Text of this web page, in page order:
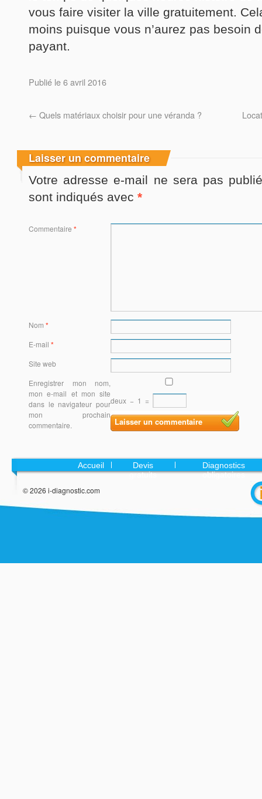
vous faire visiter la ville gratuitement.
moins puisque vous n’aurez pas besoin
payant.
Publié le6 avril 2016
← Quels matériaux choisir pour une véranda ?
Laisser un commentaire
Votre adresse e-mail ne sera pas
sont indiqués avec *
Commentaire *
Nom *
E-mail *
Site web
Enregistrer mon nom,
mon e-mail et mon site
dans le navigateur pour
mon prochain
commentaire.
deux − 1 =
Accueil
Devis
gratuits
Diagnostics
obligatoires
© 2026 i-diagnostic.com